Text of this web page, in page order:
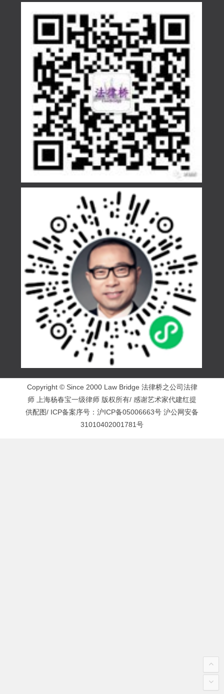
Copyright © Since 2000 Law Bridge 法律桥之公司法律
师 上海杨春宝一级律师 版权所有/ 感谢艺术家代建红提
供配图/ ICP备案序号： 沪ICP备05006663号 沪公网安备
31010402001781号